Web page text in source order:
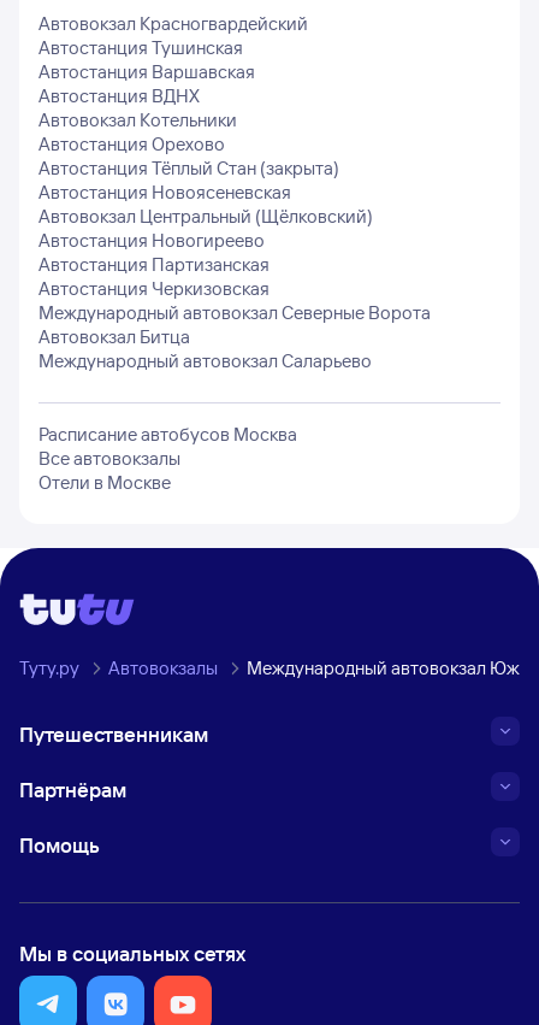
Автовокзал Красногвардейский
Автостанция Тушинская
Автостанция Варшавская
Автостанция ВДНХ
Автовокзал Котельники
Автостанция Орехово
Автостанция Тёплый Стан (закрыта)
Автостанция Новоясеневская
Автовокзал Центральный (Щёлковский)
Автостанция Новогиреево
Автостанция Партизанская
Автостанция Черкизовская
Международный автовокзал Северные Ворота
Автовокзал Битца
Международный автовокзал Саларьево
Расписание автобусов Москва
Все автовокзалы
Отели в Москве
Туту.ру Автовокзалы Международный автовокзал
Путешественникам
Партнёрам
Помощь
Мы в социальных сетях